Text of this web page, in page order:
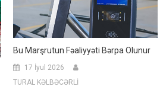
Bu Marşrutun Fəaliyyəti Bərpa Olunur
17 İyul 2026
TURAL KƏLBƏCƏRLİ